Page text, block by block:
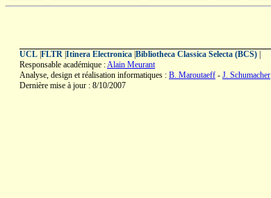
UCL FLTR Itinera Electronica Bibliotheca Classica Selecta (BCS)
Responsable académique :Alain Meurant
Analyse, design et réalisation informatiques : B. Maroutaeff - J. Schumacher
Dernière mise à jour : 8/10/2007